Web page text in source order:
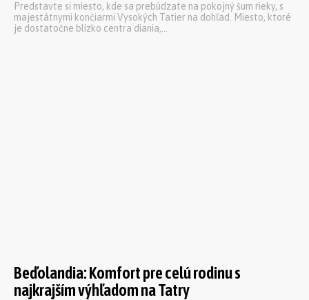
Predstavte si miesto, kde sa prebúdzate na pokojný šum rieky, s
majestátnymi končiarmi Vysokých Tatier na dohľad. Miesto, ktoré
je dostatočne blízko centra diania,...
Beďolandia: Komfort pre celú rodinu s
najkrajším výhľadom na Tatry